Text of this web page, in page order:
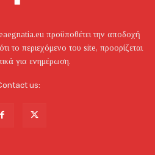
προϋποθέτει την αποδοχή
το περιεχόμενο του site, προορίζεται
για ενημέρωση.
us: